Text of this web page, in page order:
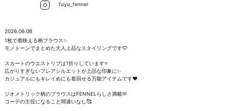
fuyu_fennel
2026.06.08
1枚で着映える柄ブラウス✨️
モノトーンでまとめた大人上品なスタイリングです♡
スカートのウエストリブは1折りしています⭐️
広がりすぎないフレアシルエットが上品な印象に✨
カジュアルにもキレイめにも着回せる万能アイテムです❤️
ジオメトリック柄のブラウスはFENNELらしさ満載🫶
コーデの主役になること間違いなし🥰